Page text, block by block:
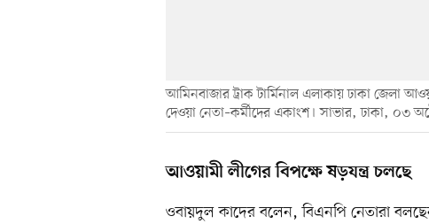
আমিনবাজার ট্রাক টার্মিনাল এলাকায় ঢাকা জেলা
দেওয়া নেতা–কর্মীদের একাংশ। সাভার, ঢাকা, ০৩
আওয়ামী লীগের বিপক্ষে ষড়যন্ত্র চলছে
ওবায়দুল কাদের বলেন, বিএনপি নেতারা